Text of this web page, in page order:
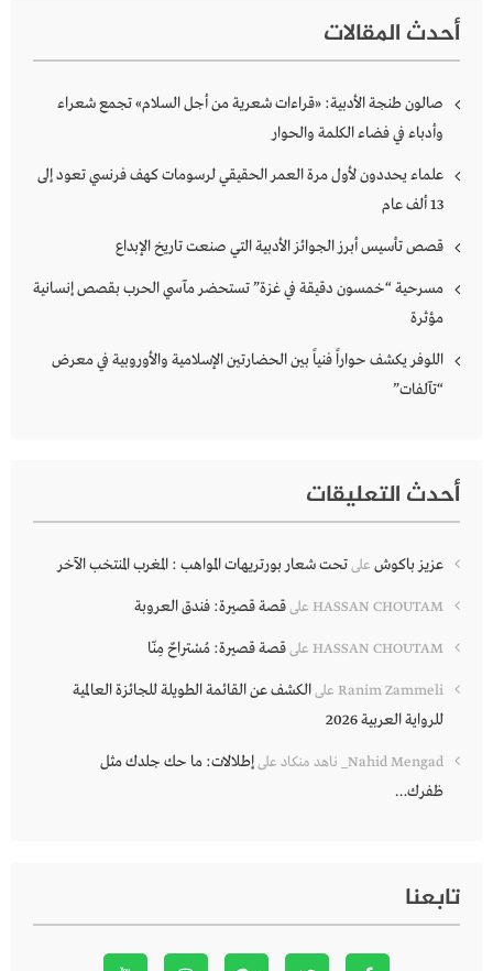
أحدث المقالات
صالون طنجة الأدبية: «قراءات شعرية من أجل السلام» تجمع شعراء
وأدباء في فضاء الكلمة والحوار
علماء يحددون لأول مرة العمر الحقيقي لرسومات كهف فرنسي تعود إلى
13 ألف عام
قصص تأسيس أبرز الجوائز الأدبية التي صنعت تاريخ الإبداع
مسرحية “خمسون دقيقة في غزة” تستحضر مآسي الحرب بقصص إنسانية
مؤثرة
اللوفر يكشف حواراً فنياً بين الحضارتين الإسلامية والأوروبية في معرض
“تآلفات”
أحدث التعليقات
عزيز باكوش علىتحت شعار بورتريهات المواهب : المغرب المنتخب الآخر
HASSAN CHOUTAM علىقصة قصيرة: فندق العروبة
HASSAN CHOUTAM علىقصة قصيرة: مُسْتراحٌ مِنّا
Ranim Zammeli علىالكشف عن القائمة الطويلة للجائزة العالمية
للرواية العربية 2026
Nahid Mengad_ ناهد منكاد علىإطلالات: ما حك جلدك مثل
ظفرك…
تابعنا